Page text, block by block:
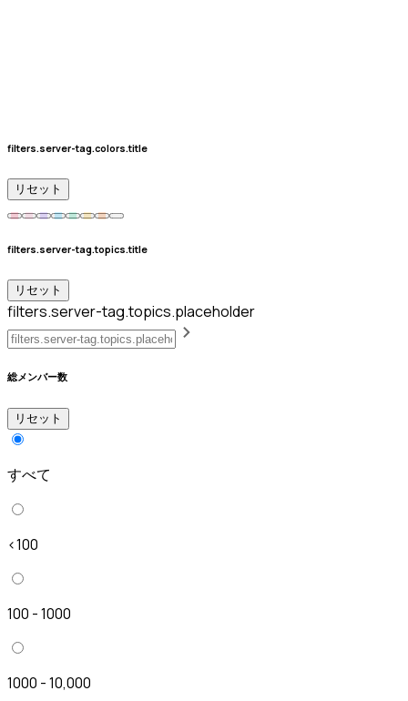
filters.server-tag.colors.title
リセット
filters.server-tag.topics.title
リセット
filters.server-tag.topics.placeholder
総メンバー数
リセット
すべて
<100
100 - 1000
1000 - 10,000